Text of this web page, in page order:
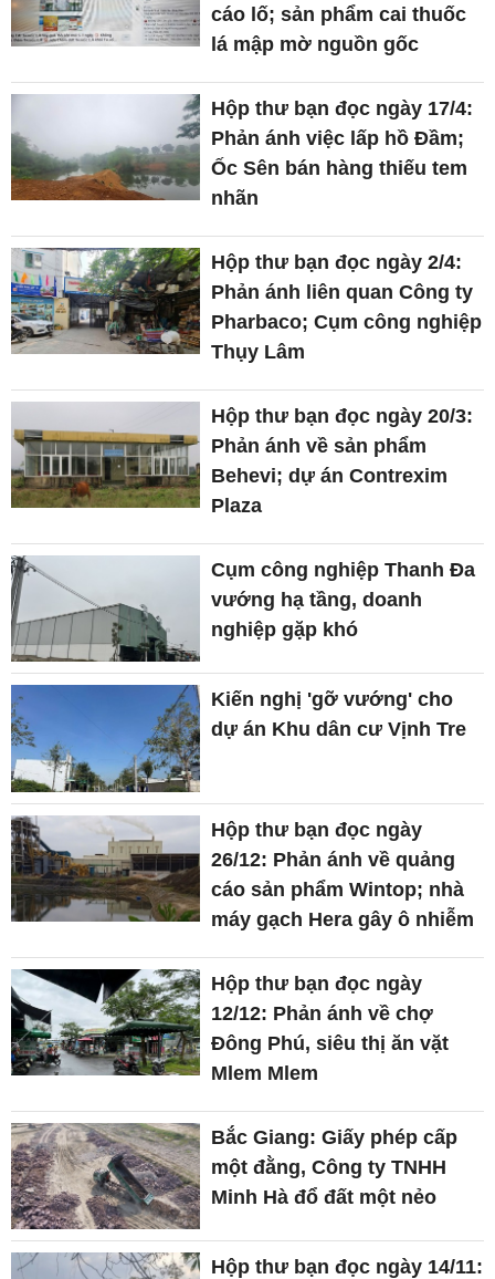
cáo lố; sản phẩm cai thuốc
lá mập mờ nguồn gốc
Hộp thư bạn đọc ngày 17/4:
Phản ánh việc lấp hồ Đầm;
Ốc Sên bán hàng thiếu tem
nhãn
Hộp thư bạn đọc ngày 2/4:
Phản ánh liên quan Công ty
Pharbaco; Cụm công nghiệp
Thụy Lâm
Hộp thư bạn đọc ngày 20/3:
Phản ánh về sản phẩm
Behevi; dự án Contrexim
Plaza
Cụm công nghiệp Thanh Đa
vướng hạ tầng, doanh
nghiệp gặp khó
Kiến nghị 'gỡ vướng' cho
dự án Khu dân cư Vịnh Tre
Hộp thư bạn đọc ngày
26/12: Phản ánh về quảng
cáo sản phẩm Wintop; nhà
máy gạch Hera gây ô nhiễm
Hộp thư bạn đọc ngày
12/12: Phản ánh về chợ
Đông Phú, siêu thị ăn vặt
Mlem Mlem
Bắc Giang: Giấy phép cấp
một đằng, Công ty TNHH
Minh Hà đổ đất một nẻo
Hộp thư bạn đọc ngày 14/11: